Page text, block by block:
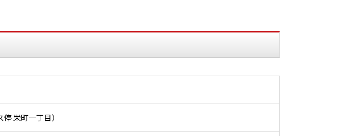
栄町一丁目）